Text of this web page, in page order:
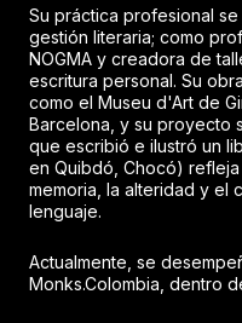
Su práctica profesional
gestión literaria; como
NOGMA y creadora de
escritura personal. Su
como el Museu d'Art de
Barcelona, y su proyecto
que escribió e ilustró un
en Quibdó, Chocó)
memoria, la alteridad y el
lenguaje.
Actualmente, se
Monks.Colombia, dentro